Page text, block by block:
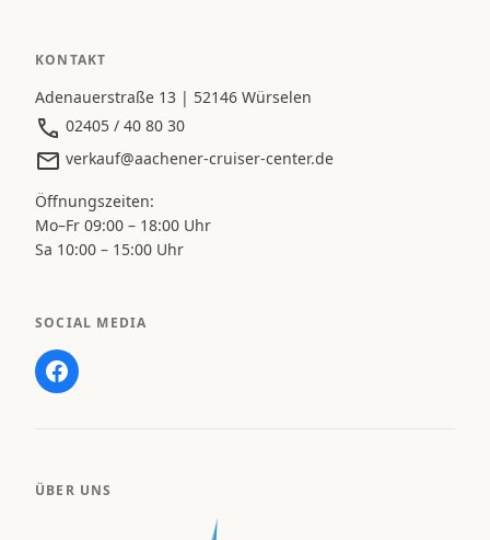
KONTAKT
Adenauerstraße 13 | 52146 Würselen
02405 / 40 80 30
verkauf@aachener-cruiser-center.de
Öffnungszeiten:
Mo–Fr 09:00 – 18:00 Uhr
Sa 10:00 – 15:00 Uhr
SOCIAL MEDIA
ÜBER UNS